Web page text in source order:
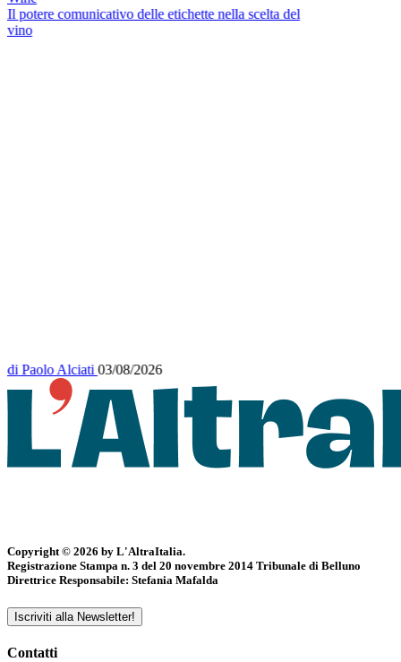
Il potere comunicativo delle etichette nella scelta del
vino
diPaolo Alciati 03/08/2026
Copyright © 2026 by L'AltraItalia.
Registrazione Stampa n. 3 del 20 novembre 2014 Tribunale di Belluno
Direttrice Responsabile: Stefania Mafalda
Iscriviti alla Newsletter!
Contatti